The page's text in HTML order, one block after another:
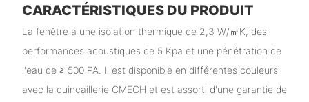
CARACTÉRISTIQUES DU PRODUIT
La fenêtre a une isolation thermique de 2,3 W/㎡K, des
performances acoustiques de 5 Kpa et une pénétration de
l'eau de ≧ 500 PA. Il est disponible en différentes couleurs
avec la quincaillerie CMECH et est assorti d'une garantie de